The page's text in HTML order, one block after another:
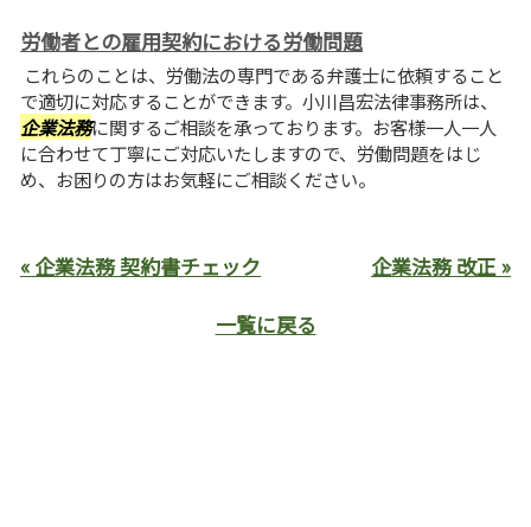
労働者との雇用契約における労働問題
これらのことは、労働法の専門である弁護士に依頼すること
で適切に対応することができます。小川昌宏法律事務所は、
企業法務に関するご相談を承っております。お客様一人一人
に合わせて丁寧にご対応いたしますので、労働問題をはじ
め、お困りの方はお気軽にご相談ください。
« 企業法務 契約書チェック
企業法務 改正 »
一覧に戻る